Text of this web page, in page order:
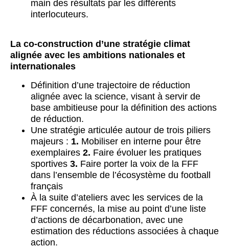
main des résultats par les différents
interlocuteurs.
La co-construction d’une stratégie climat
alignée avec les ambitions nationales et
internationales
Définition d’une trajectoire de réduction
alignée avec la science, visant à servir de
base ambitieuse pour la définition des actions
de réduction.
Une stratégie articulée autour de trois piliers
majeurs : 1. Mobiliser en interne pour être
exemplaires 2. Faire évoluer les pratiques
sportives 3. Faire porter la voix de la FFF
dans l’ensemble de l’écosystème du football
français
À la suite d’ateliers avec les services de la
FFF concernés, la mise au point d’une liste
d’actions de décarbonation, avec une
estimation des réductions associées à chaque
action.